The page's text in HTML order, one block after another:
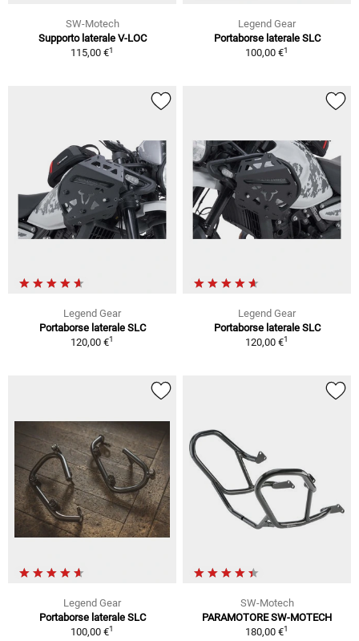
SW-Motech
Supporto laterale V-LOC
115,00 €1
Legend Gear
Portaborse laterale SLC
100,00 €1
Legend Gear
Portaborse laterale SLC
120,00 €1
Legend Gear
Portaborse laterale SLC
120,00 €1
Legend Gear
Portaborse laterale SLC
100,00 €1
SW-Motech
PARAMOTORE SW-MOTECH
180,00 €1